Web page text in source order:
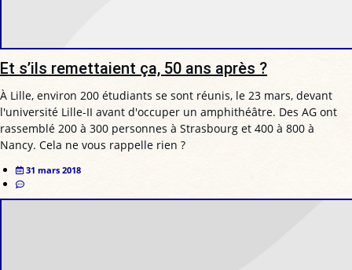
Et s’ils remettaient ça, 50 ans après ?
À Lille, environ 200 étudiants se sont réunis, le 23 mars, devant
l'université Lille-II avant d'occuper un amphithéâtre. Des AG ont
rassemblé 200 à 300 personnes à Strasbourg et 400 à 800 à
Nancy. Cela ne vous rappelle rien ?
31 mars 2018